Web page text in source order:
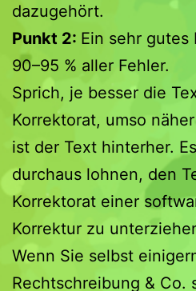
dazugehört.
Punkt 2: Ein sehr
90–95 % aller Fehler.
Sprich, je besser die
Korrektorat, umso
ist der Text hinterher.
durchaus lohnen, den
Korrektorat einer
Korrektur zu
Wenn Sie selbst
Rechtschreibung & Co.